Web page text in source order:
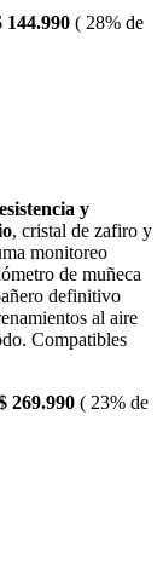
144.990 ( 28% de
y
, cristal de zafiro y
monitoreo
de muñeca
definitivo
al aire
Compatibles
269.990 ( 23% de